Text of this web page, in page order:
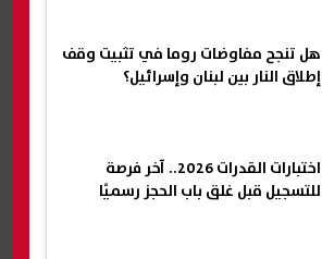
هل تنجح مفاوضات روما في تثبيت وقف
إطلاق النار بين لبنان وإسرائيل؟
اختبارات القدرات 2026.. آخر فرصة
للتسجيل قبل غلق باب الحجز رسميًا